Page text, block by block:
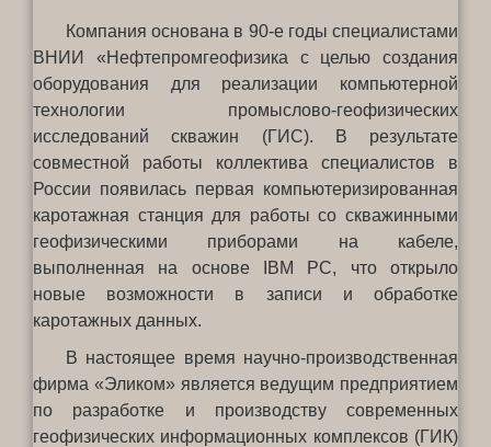
Использование
современных технологий
Компания основана в 90-е годы специалистами
ВНИИ «Нефтепромгеофизика с целью создания
оборудования для реализации компьютерной
технологии промыслово-геофизических
исследований скважин (ГИС). В результате
совместной работы коллектива специалистов в
России появилась первая компьютеризированная
каротажная станция для работы со скважинными
геофизическими приборами на кабеле,
выполненная на основе IBM PC, что открыло
новые возможности в записи и обработке
каротажных данных.
В настоящее время научно-производственная
фирма «Эликом» является ведущим предприятием
по разработке и производству современных
геофизических информационных комплексов (ГИК)